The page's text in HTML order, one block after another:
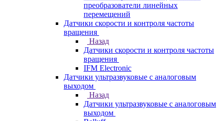
преобразователи линейных
перемещений
Датчики скорости и контроля частоты
вращения
Назад
Датчики скорости и контроля частоты
вращения
IFM Electronic
Датчики ультразвуковые с аналоговым
выходом
Назад
Датчики ультразвуковые с аналоговым
выходом